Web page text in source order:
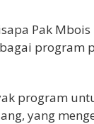
Pak
program
program
yang